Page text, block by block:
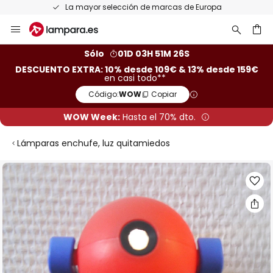
La mayor selección de marcas de Europa
al
Sólo
01D 03H 51M 25S
DESCUENTO EXTRA: 10% desde 109€ & 13% desde 159€
en casi todo**
Código:WOW Copiar
WOW Week: Hasta el 70% dto.
Lámparas enchufe, luz quitamiedos
Saltar
al
final
de
la
galería
de